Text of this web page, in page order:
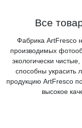
Все
Фабрика ArtFresco
производимых
экологически
способны украсить
продукцию ArtFresco
высокое